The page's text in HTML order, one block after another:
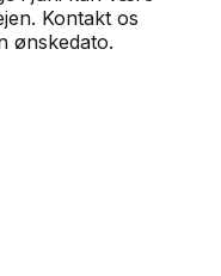
Kontakt os
ønskedato.